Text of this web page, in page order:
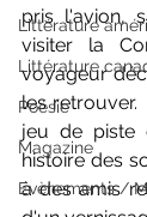
Littérature
Littérature
Poésie
Magazine
Evènements /
pris l'avion,
visiter la
voyageur
les retrouver.
jeu de piste
histoire des
à des amis